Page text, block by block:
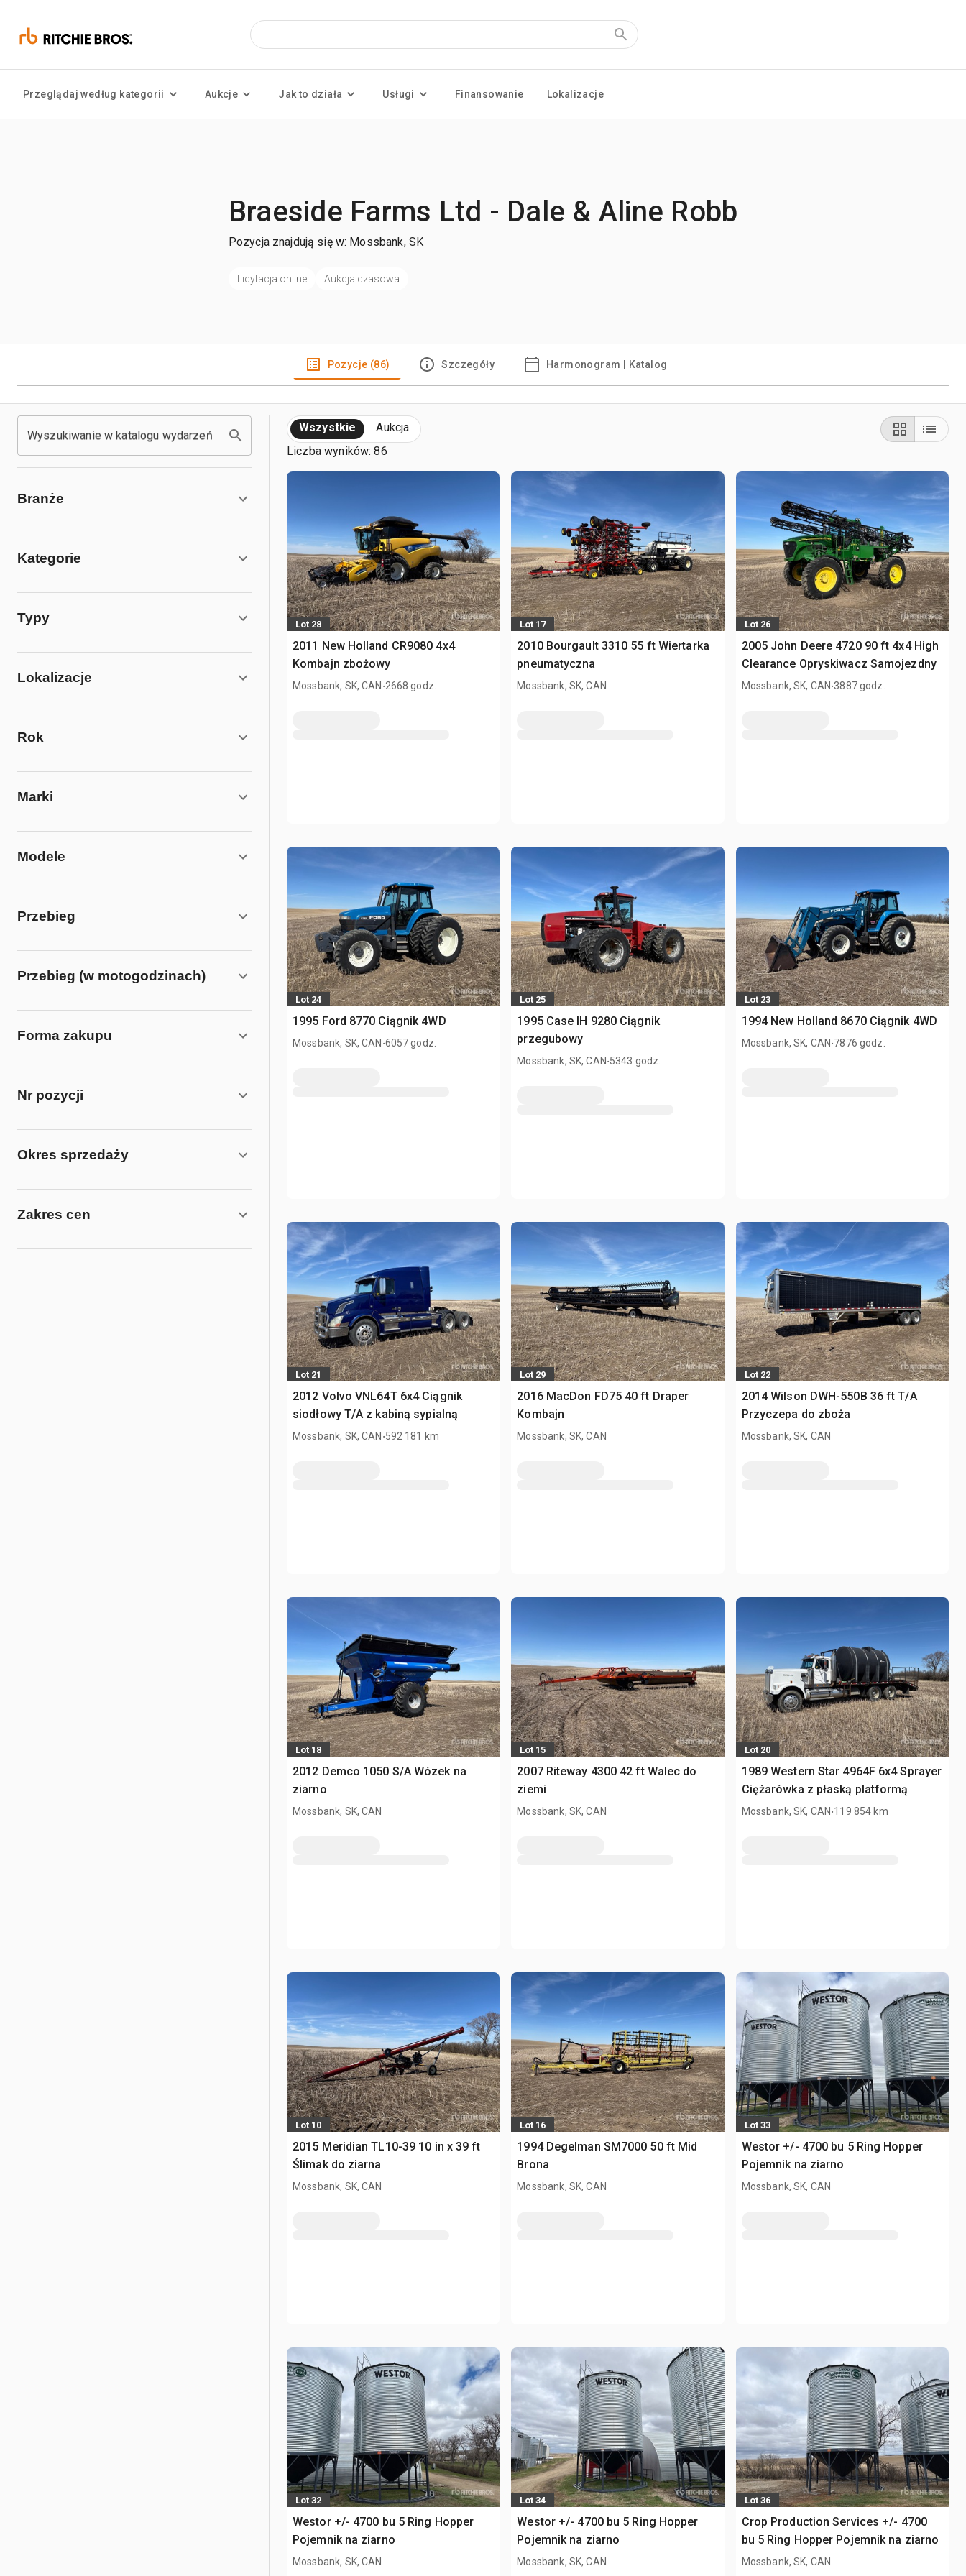
Przeglądaj według kategorii Aukcje Jak to działa Usługi Finansowanie Lokalizacje
Braeside Farms Ltd - Dale & Aline Robb
Pozycja znajdują się w: Mossbank, SK
Licytacja online Aukcja czasowa
Pozycje (86) Szczegóły Harmonogram | Katalog
Wyszukiwanie w katalogu wydarzeń
Branże
Kategorie
Typy
Lokalizacje
Rok
Marki
Modele
Przebieg
Przebieg (w motogodzinach)
Forma zakupu
Nr pozycji
Okres sprzedaży
Zakres cen
Wszystkie
Aukcja
Liczba wyników: 86
Lot 28
2011 New Holland CR9080 4x4
Kombajn zbożowy
Mossbank, SK, CAN .2668 godz.
Lot 17
2010 Bourgault 3310 55 ft Wiertarka
pneumatyczna
Mossbank, SK, CAN
Lot 26
2005 John Deere 4720 90 ft 4x4 High
Clearance Opryskiwacz Samojezdny
Mossbank, SK, CAN.3887 godz.
Lot 24
1995 Ford 8770 Ciągnik 4WD
Mossbank, SK, CAN .6057 godz.
Lot 25
1995 Case IH 9280 Ciągnik
przegubowy
Mossbank, SK, CAN.5343 godz.
Lot 23
1994 New Holland 8670 Ciągnik 4WD
Mossbank, SK, CAN.7876 godz.
Lot 21
2012 Volvo VNL64T 6x4 Ciągnik
siodłowy T/A z kabiną sypialną
Mossbank, SK, CAN .592 181 km
Lot 29
2016 MacDon FD75 40 ft Draper
Kombajn
Mossbank, SK, CAN
Lot 22
2014 Wilson DWH-550B 36 ft T/A
Przyczepa do zboża
Mossbank, SK, CAN
Lot 18
2012 Demco 1050 S/A Wózek na
ziarno
Mossbank, SK, CAN
Lot 15
2007 Riteway 4300 42 ft Walec do
ziemi
Mossbank, SK, CAN
Lot 20
1989 Western Star 4964F 6x4 Sprayer
Ciężarówka z płaską platformą
Mossbank, SK, CAN.119 854 km
Lot 10
2015 Meridian TL10-39 10 in x 39 ft
Ślimak do ziarna
Mossbank, SK, CAN
Lot 16
1994 Degelman SM7000 50 ft Mid
Brona
Mossbank, SK, CAN
Lot 33
Westor +/- 4700 bu 5 Ring Hopper
Pojemnik na ziarno
Mossbank, SK, CAN
Lot 32
Westor +/- 4700 bu 5 Ring Hopper
Pojemnik na ziarno
Mossbank, SK, CAN
Lot 34
Westor +/- 4700 bu 5 Ring Hopper
Pojemnik na ziarno
Mossbank, SK, CAN
Lot 36
Crop Production Services +/- 4700
bu 5 Ring Hopper Pojemnik na ziarno
Mossbank, SK, CAN